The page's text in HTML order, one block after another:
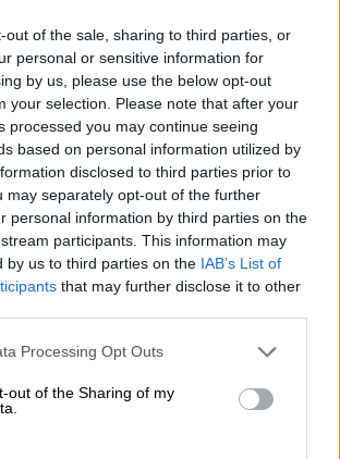
out of the sale, sharing to third parties, or
personal or sensitive information for
by us, please use the below opt-out
your selection. Please note that after your
processed you may continue seeing
based on personal information utilized by
disclosed to third parties prior to
may separately opt-out of the further
personal information by third parties on the
participants. This information may
by us to third parties on the IAB’s List of
that may further disclose it to other
Processing Opt Outs
out of the Sharing of my
Votantes y votados
Por Juan Manuel Beltrán
Oriente Medio:
Autoritario
Rosado y Gabinete
Reconquista leonesa
Por Carlos Miranda
Mi sueño,